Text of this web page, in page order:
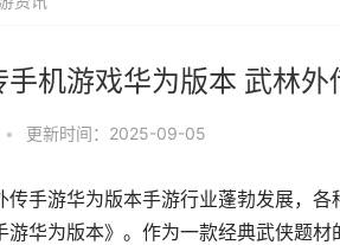
手机游戏华为版本 武林外
• 更新时间：2025-09-05
传手游华为版本手游行业蓬勃发展，
游华为版本》。作为一款经典武侠题